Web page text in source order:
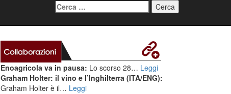
Ricerca
per:
Enoagricola va in pausa: Lo scorso 28… Leggi
Graham Holter: il vino e l’Inghilterra (ITA/ENG):
Graham Holter è il… Leggi